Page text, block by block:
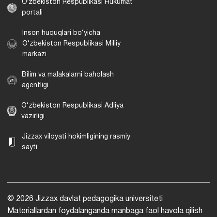
Oʻzbekiston Respublikasi Hukumat
portali
Inson huquqlari bo‘yicha
O‘zbekiston Respublikasi Milliy
markazi
Bilim va malakalarni baholash
agentligi
O‘zbekiston Respublikasi Adliya
vazirligi
Jizzax viloyati hokimligining rasmiy
sayti
© 2026 Jizzax davlat pedagogika universiteti
Materiallardan foydalanganda manbaga faol havola qilish